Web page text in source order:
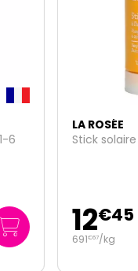
LA ROSÉE
Eco-
21€95
27€44/litre